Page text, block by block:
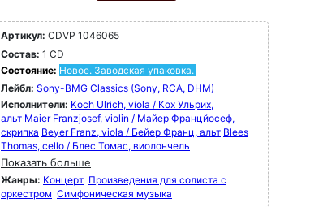
Артикул: CDVP 1046065
Состав: 1 CD
Состояние: Новое. Заводская упаковка.
Лейбл: Sony-BMG Classics (Sony, RCA, DHM)
Исполнители: Koch Ulrich, viola / Кох Ульрих,
альт Maier Franzjosef, violin / Майер Францйосеф,
скрипка Beyer Franz, viola / Бейер Франц, альт Blees
Thomas, cello / Блес Томас, виолончель
Показать больше
Жанры: Концерт Произведения для солиста с
оркестром Симфоническая музыка